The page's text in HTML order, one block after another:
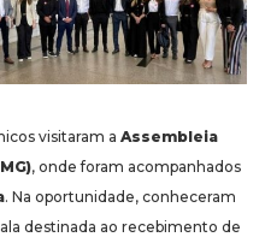
visitaram a Assembleia
, onde foram acompanhados
. Na oportunidade, conheceram
destinada ao recebimento de